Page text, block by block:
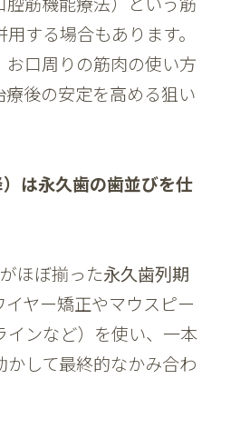
する場合もあります。
口周りの筋肉の使い方
後の安定を高める狙い
は永久歯の歯並びを仕
ほぼ揃った永久歯列期
ヤー矯正やマウスピー
インなど）を使い、一本
して最終的なかみ合わ